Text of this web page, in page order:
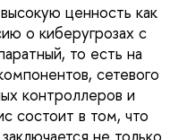
ценность как
о киберугрозах с
то есть на
сетевого
контроллеров и
состоит в том, что